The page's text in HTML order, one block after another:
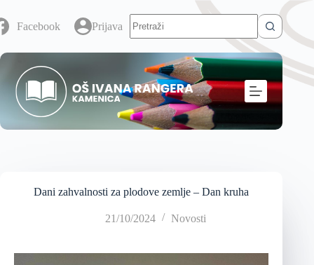
Facebook Prijava
Dani zahvalnosti za plodove zemlje – Dan kruha
21/10/2024 Novosti